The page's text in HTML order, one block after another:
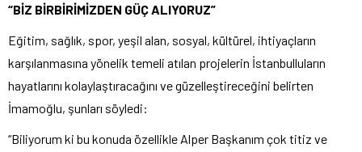
“BİZ BİRBİRİMİZDEN GÜÇ ALIYORUZ”
Eğitim, sağlık, spor, yeşil alan, sosyal, kültürel, ihtiyaçların
karşılanmasına yönelik temeli atılan projelerin İstanbulluların
hayatlarını kolaylaştıracağını ve güzelleştireceğini belirten
İmamoğlu, şunları söyledi:
“Biliyorum ki bu konuda özellikle Alper Başkanım çok titiz ve